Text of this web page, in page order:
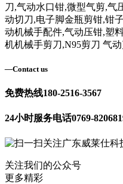
刀,气动水口钳,微型气剪,气
动切刀,电子脚金瓶剪钳,钳
动机械手配件,气动压钳,塑
机机械手剪刀,N95剪刀 气
—Contact us
免费热线180-2516-3567
24小时服务电话0769-
关注我们的公众号
更多精彩